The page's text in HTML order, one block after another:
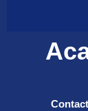
Contact